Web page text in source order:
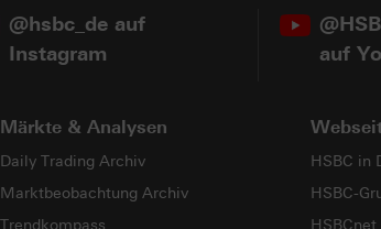
@hsbc_de auf
Instagram
auf
Märkte & Analysen
Daily Trading Archiv
Marktbeobachtung Archiv
Trendkompass
HSBC in
HSBC-
HSBCnet